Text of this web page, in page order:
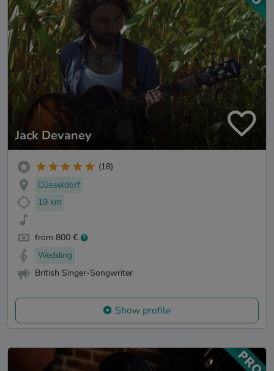
Jack Devaney
(18)
Düsseldorf
19 km
from 800 €
Wedding
British Singer-Songwriter
Show profile